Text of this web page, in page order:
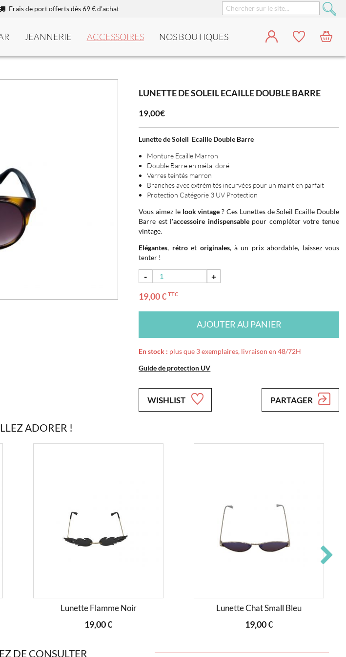
Frais de port offerts dès 69 € d'achat
JEANNERIE ACCESSOIRES NOS BOUTIQUES
LUNETTE DE SOLEIL ECAILLE DOUBLE BARRE
19,00€
Lunette de Soleil Ecaille Double Barre
Monture Ecaille Marron
Double Barre en métal doré
Verres teintés marron
Branches avec extrémités incurvées pour un maintien parfait
Protection Catégorie 3 UV Protection
Vous aimez le look vintage? Ces Lunettes de Soleil Ecaille Double
Barre est l'accessoire indispensablepour compléter votre tenue
vintage.
Elégantes, rétroet originales, à un prix abordable, laissez vous
tenter !
-
+
19,00 €TTC
AJOUTER AU PANIER
En stock : plus que 3 exemplaires, livraison en 48/72H
Guide de protection UV
WISHLIST PARTAGER
ADORER !
Lunette Flamme Noir
19,00 €
Lunette Chat Small Bleu
19,00 €
DE CONSULTER